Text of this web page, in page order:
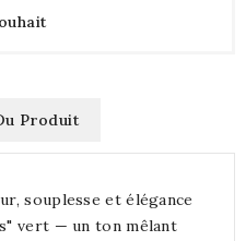
Produit
souplesse et élégance
vert — un ton mêlant